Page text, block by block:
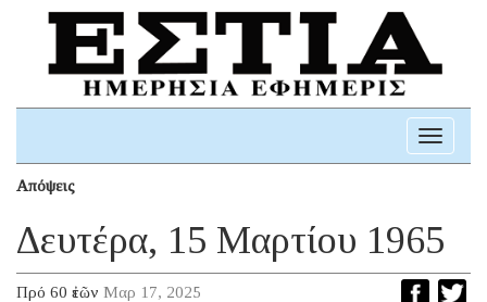
Toggle
Απόψεις
Δευτέρα, 15 Μαρτίου 1965
Πρό 60 ἐτῶν Μαρ 17, 2025